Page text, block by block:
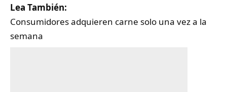
Lea También:
Consumidores adquieren carne solo una vez a la
semana